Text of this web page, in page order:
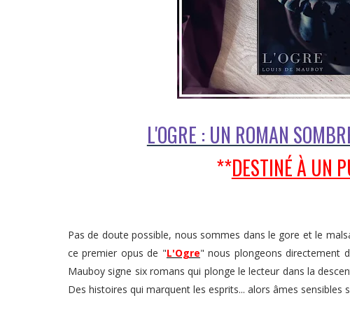
L'OGRE : UN ROMAN
**DESTINÉ À UN
Pas de doute possible, nous sommes dans le gore et le
ce premier opus de "L'Ogre" nous plongeons directement
Mauboy signe six romans qui plonge le lecteur dans la
Des histoires qui marquent les esprits... alors âmes sensibles